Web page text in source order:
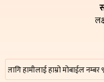
हामीलाई हाम्रो मोबाईल नम्बर